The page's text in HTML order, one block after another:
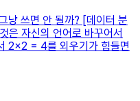
냥 쓰면 안 될까? [데이터 분
은 자신의 언어로 바꾸어서
2×2 = 4를 외우기가 힘들면